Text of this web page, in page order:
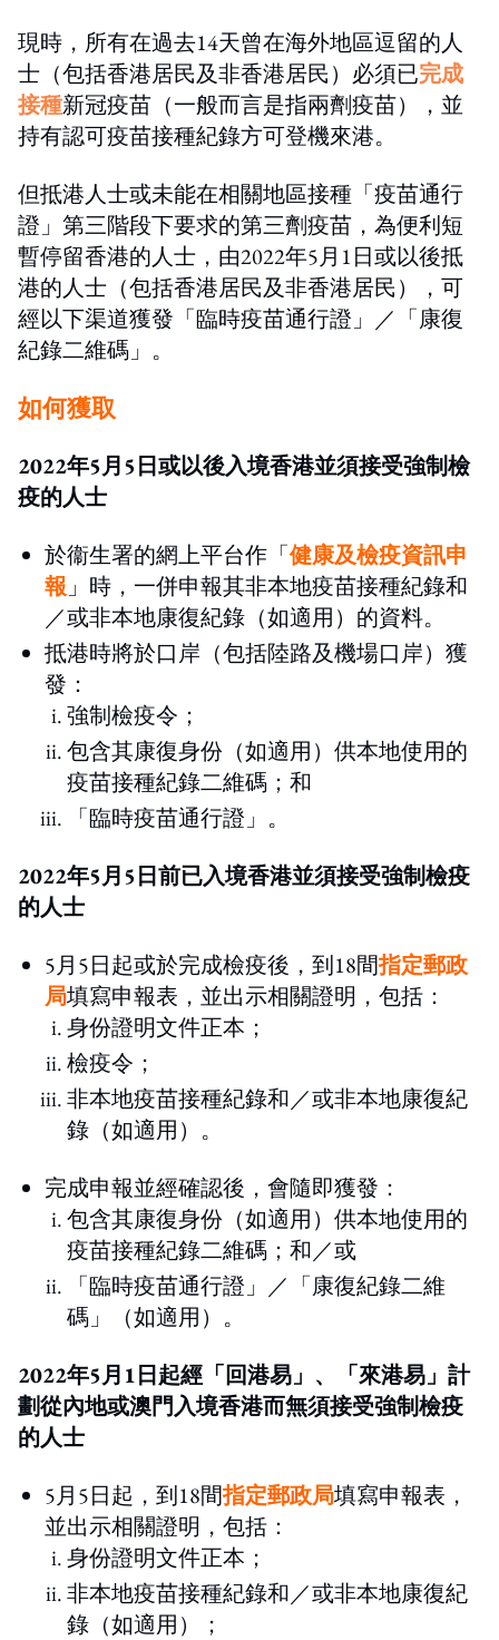
現時，所有在過去14天曾在海外地區逗留的人
士（包括香港居民及非香港居民）必須已完成
接種新冠疫苗（一般而言是指兩劑疫苗），並
持有認可疫苗接種紀錄方可登機來港。
但抵港人士或未能在相關地區接種「疫苗通行
證」第三階段下要求的第三劑疫苗，為便利短
暫停留香港的人士，由2022年5月1日或以後抵
港的人士（包括香港居民及非香港居民），可
經以下渠道獲發「臨時疫苗通行證」／「康復
紀錄二維碼」。
如何獲取
2022年5月5日或以後入境香港並須接受強制檢
疫的人士
於衞生署的網上平台作「健康及檢疫資訊申
報 」時，一併申報其非本地疫苗接種紀錄和
／或非本地康復紀錄（如適用）的資料。
抵港時將於口岸（包括陸路及機場口岸）獲
發：
強制檢疫令；
包含其康復身份（如適用）供本地使用的
疫苗接種紀錄二維碼；和
「臨時疫苗通行證」。
2022年5月5日前已入境香港並須接受強制檢疫
的人士
5月5日起或於完成檢疫後，到18間指定郵政
局填寫申報表，並出示相關證明，包括：
身份證明文件正本；
檢疫令；
非本地疫苗接種紀錄和／或非本地康復紀
錄（如適用）。
完成申報並經確認後，會隨即獲發：
包含其康復身份（如適用）供本地使用的
疫苗接種紀錄二維碼；和／或
「臨時疫苗通行證」／「康復紀錄二維
碼」（如適用）。
2022年5月1日起經「回港易」、「來港易」計
劃從內地或澳門入境香港而無須接受強制檢疫
的人士
5月5日起，到18間指定郵政局填寫申報表，
並出示相關證明，包括：
身份證明文件正本；
非本地疫苗接種紀錄和／或非本地康復紀
錄（如適用）；